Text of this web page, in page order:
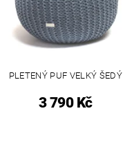
PLETENÝ PUF VELKÝ ŠEDÝ
3 790 Kč